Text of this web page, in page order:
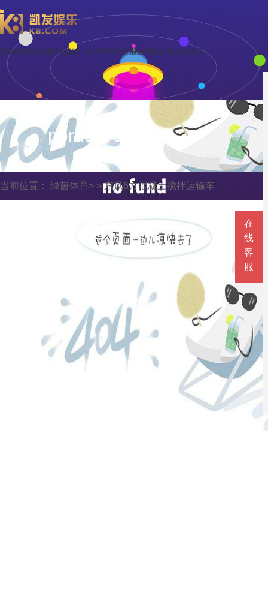
东风6方混凝土搅拌运输车||程力专用汽车股份有限公司-绿茵体育
porduct display
当前位置： 绿茵体育> >东风6方混凝土搅拌运输车
在
线
客
服